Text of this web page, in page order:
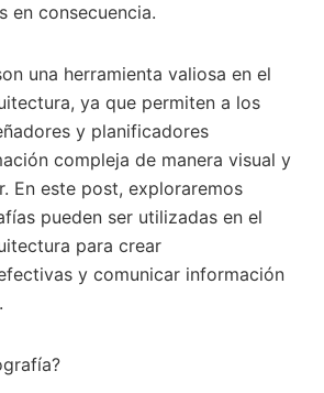
en consecuencia.
una herramienta valiosa en el
ya que permiten a los
y planificadores
compleja de manera visual y
En este post, exploraremos
pueden ser utilizadas en el
para crear
y comunicar información